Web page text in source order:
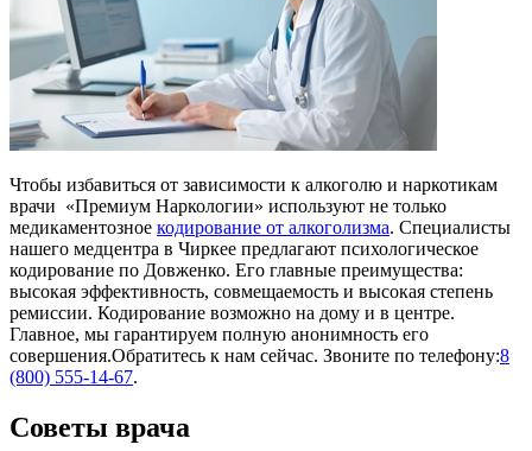
Чтобы избавиться от зависимости к алкоголю и наркотикам
врачи «Премиум Наркологии» используют не только
медикаментозное кодирование от алкоголизма. Специалисты
нашего медцентра в Чиркее предлагают психологическое
кодирование по Довженко. Его главные преимущества:
высокая эффективность, совмещаемость и высокая степень
ремиссии. Кодирование возможно на дому и в центре.
Главное, мы гарантируем полную анонимность его
совершения.Обратитесь к нам сейчас. Звоните по телефону:8
(800) 555-14-67.
Советы врача